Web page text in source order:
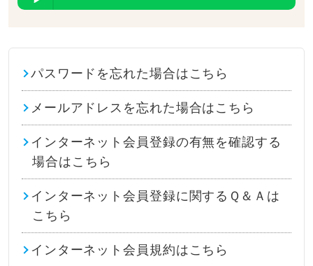
パスワードを忘れた場合はこちら
メールアドレスを忘れた場合はこちら
インターネット会員登録の有無を確認する
場合はこちら
インターネット会員登録に関するＱ＆Ａは
こちら
インターネット会員規約はこちら